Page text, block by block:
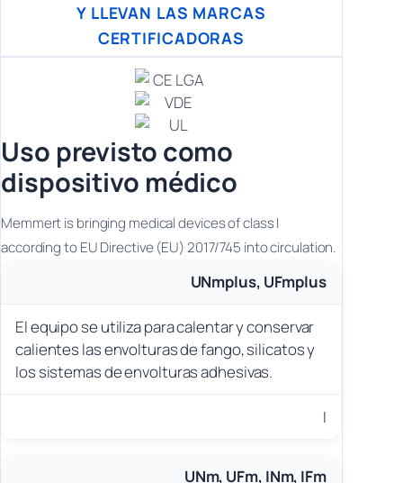
Y LLEVAN LAS MARCAS
CERTIFICADORAS
Uso previsto como
dispositivo médico
Memmert is bringing medical devices of class I
according to EU Directive (EU) 2017/745 into circulation.
UNmplus, UFmplus
El equipo se utiliza para calentar y conservar
calientes las envolturas de fango, silicatos y
los sistemas de envolturas adhesivas.
I
UNm, UFm, INm, IFm